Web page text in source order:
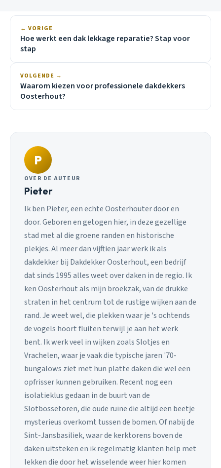
← VORIGE
Hoe werkt een dak lekkage reparatie? Stap voor
stap
VOLGENDE →
Waarom kiezen voor professionele dakdekkers
Oosterhout?
P
OVER DE AUTEUR
Pieter
Ik ben Pieter, een echte Oosterhouter door en
door. Geboren en getogen hier, in deze gezellige
stad met al die groene randen en historische
plekjes. Al meer dan vijftien jaar werk ik als
dakdekker bij Dakdekker Oosterhout, een bedrijf
dat sinds 1995 alles weet over daken in de regio. Ik
ken Oosterhout als mijn broekzak, van de drukke
straten in het centrum tot de rustige wijken aan de
rand. Je weet wel, die plekken waar je 's ochtends
de vogels hoort fluiten terwijl je aan het werk
bent. Ik werk veel in wijken zoals Slotjes en
Vrachelen, waar je vaak die typische jaren '70-
bungalows ziet met hun platte daken die wel een
opfrisser kunnen gebruiken. Recent nog een
isolatieklus gedaan in de buurt van de
Slotbossetoren, die oude ruïne die altijd een beetje
mysterieus overkomt tussen de bomen. Of nabij de
Sint-Jansbasiliek, waar de kerktorens boven de
daken uitsteken en ik regelmatig klanten help met
lekken die door het wisselende weer hier komen